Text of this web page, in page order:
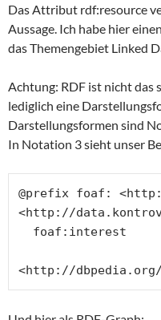
Das Attribut rdf:resource
Aussage. Ich habe hier
das Themengebiet Linked
Achtung: RDF ist nicht das
lediglich eine
Darstellungsformen sind
In Notation 3 sieht unser
@prefix foaf:
<http://
<http://dbpedia.org/